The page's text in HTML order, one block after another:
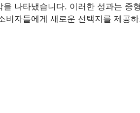
나타냈습니다. 이러한 성과는 중
비자들에게 새로운 선택지를 제공